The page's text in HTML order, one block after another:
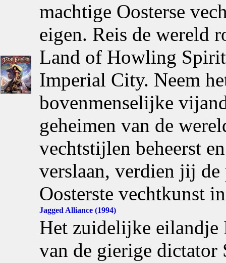
machtige Oosterse
eigen. Reis de wereld
Land of Howling
Imperial City. Neem
bovenmenselijke
geheimen van de
vechtstijlen beheerst
verslaan, verdien jij de
Oosterste vechtkunst
Jagged Alliance (1994)
Het zuidelijke eilandje
van de gierige dictator